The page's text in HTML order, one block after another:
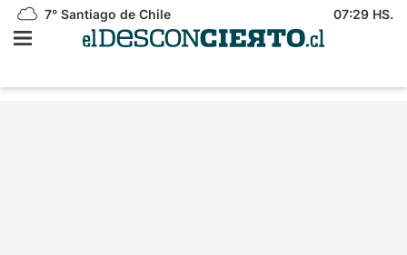
7° Santiago de Chile 07:29 HS.